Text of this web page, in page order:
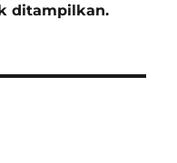
ditampilkan.